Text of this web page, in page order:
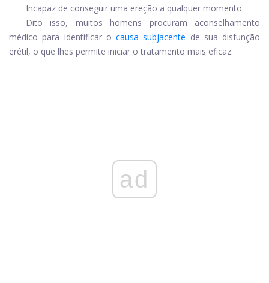
Incapaz de conseguir uma ereção a qualquer momento
Dito isso, muitos homens procuram aconselhamento
médico para identificar o causa subjacente de sua disfunção
erétil, o que lhes permite iniciar o tratamento mais eficaz.
ad